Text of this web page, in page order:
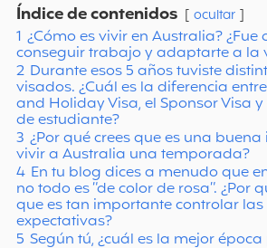
Índice de contenidos ocultar
1 ¿Cómo es vivir en Australia? ¿Fue
conseguir trabajo y adaptarte a la
2 Durante esos 5 años tuviste
visados. ¿Cuál es la diferencia
and Holiday Visa, el Sponsor Visa
de estudiante?
3 ¿Por qué crees que es una
vivir a Australia una temporada?
4 En tu blog dices a menudo que
no todo es “de color de rosa”. ¿Por
que es tan importante controlar las
expectativas?
5 Según tú, ¿cuál es la mejor